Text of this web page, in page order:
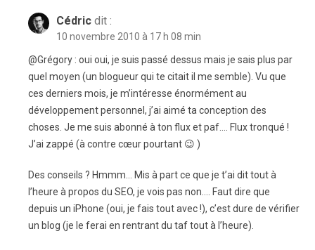
Cédric dit :
10 novembre 2010 à 17 h 08 min
@Grégory : oui oui, je suis passé dessus mais je sais plus par
quel moyen (un blogueur qui te citait il me semble). Vu que
ces derniers mois, je m’intéresse énormément au
développement personnel, j’ai aimé ta conception des
choses. Je me suis abonné à ton flux et paf…. Flux tronqué !
J’ai zappé (à contre cœur pourtant 😉 )
Des conseils ? Hmmm… Mis à part ce que je t’ai dit tout à
l’heure à propos du SEO, je vois pas non…. Faut dire que
depuis un iPhone (oui, je fais tout avec !), c’est dure de vérifier
un blog (je le ferai en rentrant du taf tout à l’heure).